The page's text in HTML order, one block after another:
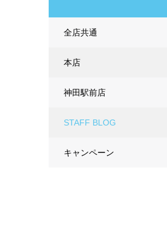
全店共通
本店
神田駅前店
STAFF BLOG
キャンペーン